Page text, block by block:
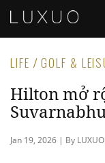
LIFE / GOLF &
Hilton mở
Jan 19, 2026 | By